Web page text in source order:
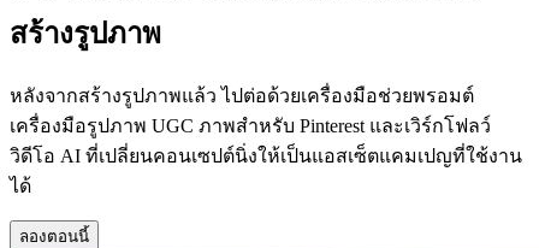
สร้างรูปภาพ
หลังจากสร้างรูปภาพแล้ว ไปต่อด้วยเครื่องมือช่วยพรอมต์
เครื่องมือรูปภาพ UGC ภาพสำหรับ Pinterest และเวิร์กโฟลว์
วิดีโอ AI ที่เปลี่ยนคอนเซปต์นิ่งให้เป็นแอสเซ็ตแคมเปญที่ใช้งาน
ได้
ลองตอนนี้